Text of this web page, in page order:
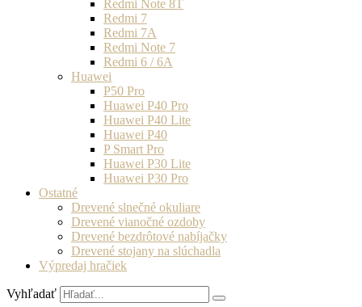
Redmi Note 8T
Redmi 7
Redmi 7A
Redmi Note 7
Redmi 6 / 6A
Huawei
P50 Pro
Huawei P40 Pro
Huawei P40 Lite
Huawei P40
P Smart Pro
Huawei P30 Lite
Huawei P30 Pro
Ostatné
Drevené slnečné okuliare
Drevené vianočné ozdoby
Drevené bezdrôtové nabíjačky
Drevené stojany na slúchadla
Výpredaj hračiek
Vyhľadať